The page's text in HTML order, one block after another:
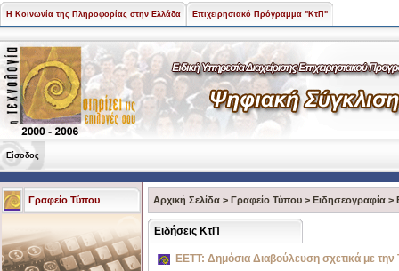
Η Κοινωνία της Πληροφορίας στην Ελλάδα Επιχειρησιακό Πρόγραμμα "ΚτΠ"
Είσοδος
Γραφείο Τύπου Αρχική Σελίδα > Γραφείο Τύπου > Ειδησεογραφία >
Ειδήσεις ΚτΠ
ΕΕΤΤ: Δημόσια Διαβούλευση σχετικά με